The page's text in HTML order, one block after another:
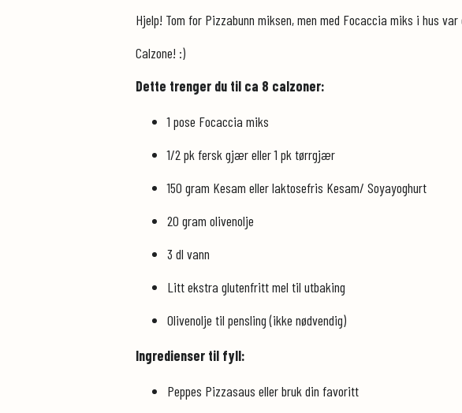
Hjelp! Tom for Pizzabunn miksen, men med Focaccia miks i hus
Calzone! :)
Dette trenger du til ca 8 calzoner:
1 pose Focaccia miks
1/2 pk fersk gjær eller 1 pk tørrgjær
150 gram Kesam eller laktosefris Kesam/ Soyayoghurt
20 gram olivenolje
3 dl vann
Litt ekstra glutenfritt mel til utbaking
Olivenolje til pensling (ikke nødvendig)
Ingredienser til fyll:
Peppes Pizzasaus eller bruk din favoritt